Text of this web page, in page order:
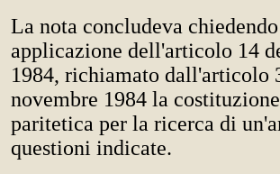
La nota concludeva
applicazione dell'articolo 14
1984, richiamato dall'articolo
novembre 1984 la
paritetica per la ricerca di
questioni indicate.